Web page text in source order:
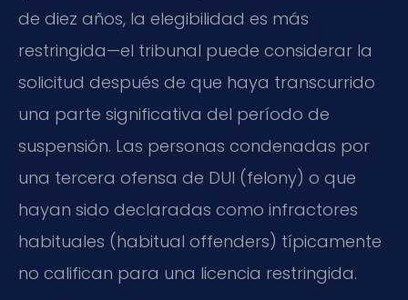
de diez años, la elegibilidad es más
restringida—el tribunal puede considerar la
solicitud después de que haya transcurrido
una parte significativa del período de
suspensión. Las personas condenadas por
una tercera ofensa de DUI (felony) o que
hayan sido declaradas como infractores
habituales (habitual offenders) típicamente
no califican para una licencia restringida.